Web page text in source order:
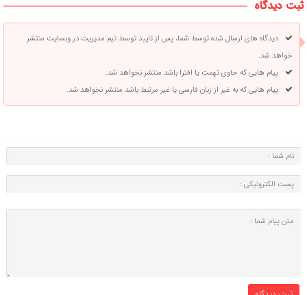
ثبت دیدگاه
دیدگاه های ارسال شده توسط شما، پس از تایید توسط تیم مدیریت در وبسایت منتشر
خواهد شد.
پیام هایی که حاوی تهمت یا افترا باشد منتشر نخواهد شد.
پیام هایی که به غیر از زبان فارسی یا غیر مرتبط باشد منتشر نخواهد شد.